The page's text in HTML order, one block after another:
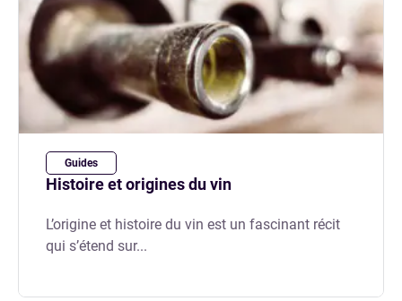
Guides
Histoire et origines du vin
L’origine et histoire du vin est un fascinant récit
qui s’étend sur...